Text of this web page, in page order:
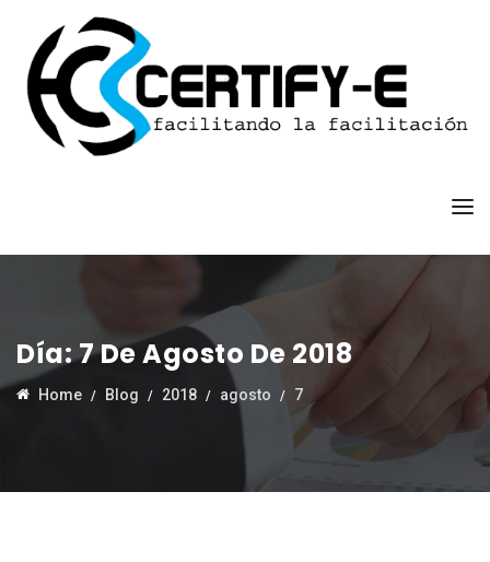
Día:7 De Agosto De 2018
Home Blog 2018 agosto 7